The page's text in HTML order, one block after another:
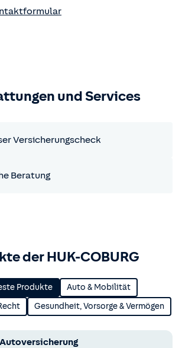
und Services
Versicherungscheck
Beratung
der HUK-COBURG
Produkte Auto & Mobilität
Gesundheit, Vorsorge & Vermögen
Autoversicherung